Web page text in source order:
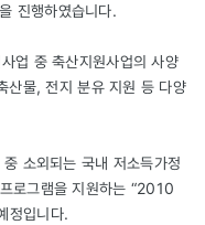
진행하였습니다.
업 중 축산지원사업의 사양
산물, 전지 분유 지원 등 다양
소외되는 국내 저소득가정
로그램을 지원하는 “2010
정입니다.